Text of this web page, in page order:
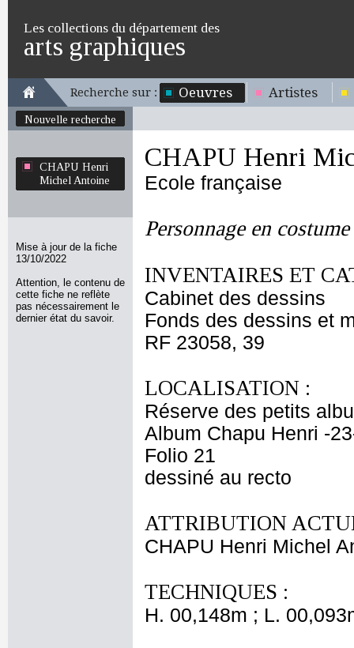
Les collections du département des
arts graphiques
Recherche sur : Oeuvres Artistes
Nouvelle recherche
CHAPU Henri
Michel Antoine
Mise à jour de la fiche
13/10/2022
Attention, le contenu de
cette fiche ne reflète
pas nécessairement le
dernier état du savoir.
CHAPU Henri
Ecole française
Personnage en
INVENTAIRES ET
Cabinet des dessins
Fonds des dessins et
RF 23058, 39
LOCALISATION :
Réserve des petits
Album Chapu Henri -
Folio 21
dessiné au recto
ATTRIBUTION
CHAPU Henri Michel
TECHNIQUES :
H. 00,148m ; L.